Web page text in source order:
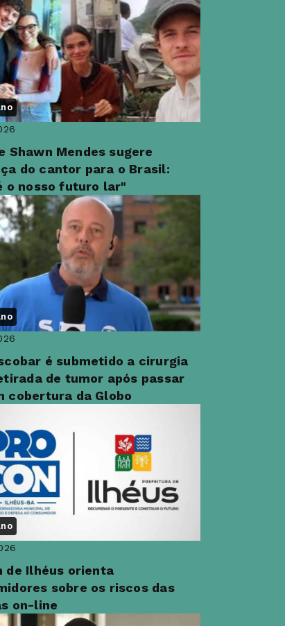
Shawn Mendes sugere
do cantor para o Brasil:
o nosso futuro lar"
é submetido a cirurgia
de tumor após passar
cobertura da Globo
de Ilhéus orienta
sobre os riscos das
on-line